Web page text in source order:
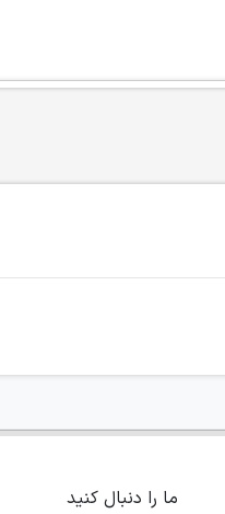
ما را دنبال کنید